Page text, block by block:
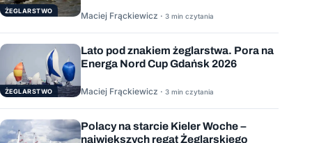
ŻEGLARSTWO Maciej Frąckiewicz · 3 min czytania
ŻEGLARSTWO
Lato pod znakiem żeglarstwa. Pora na
Energa Nord Cup Gdańsk 2026
Maciej Frąckiewicz · 3 min czytania
Polacy na starcie Kieler Woche –
największych regat Żeglarskiego